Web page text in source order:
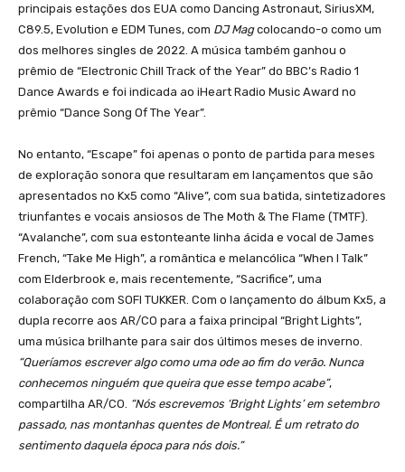
principais estações dos EUA como Dancing Astronaut, SiriusXM,
C89.5, Evolution e EDM Tunes, com DJ Magcolocando-o como um
dos melhores singles de 2022. A música também ganhou o
prêmio de “Electronic Chill Track of the Year” do BBC’s Radio 1
Dance Awards e foi indicada ao iHeart Radio Music Award no
prêmio “Dance Song Of The Year”.
No entanto, “Escape” foi apenas o ponto de partida para meses
de exploração sonora que resultaram em lançamentos que são
apresentados no Kx5 como “Alive”, com sua batida, sintetizadores
triunfantes e vocais ansiosos de The Moth & The Flame (TMTF).
“Avalanche”, com sua estonteante linha ácida e vocal de James
French, “Take Me High”, a romântica e melancólica “When I Talk”
com Elderbrook e, mais recentemente, “Sacrifice”, uma
colaboração com SOFI TUKKER. Com o lançamento do álbum Kx5, a
dupla recorre aos AR/CO para a faixa principal “Bright Lights”,
uma música brilhante para sair dos últimos meses de inverno.
“Queríamos escrever algo como uma ode ao fim do verão. Nunca
conhecemos ninguém que queira que esse tempo acabe”,
compartilha AR/CO. “Nós escrevemos ‘Bright Lights’ em setembro
passado, nas montanhas quentes de Montreal. É um retrato do
sentimento daquela época para nós dois.”